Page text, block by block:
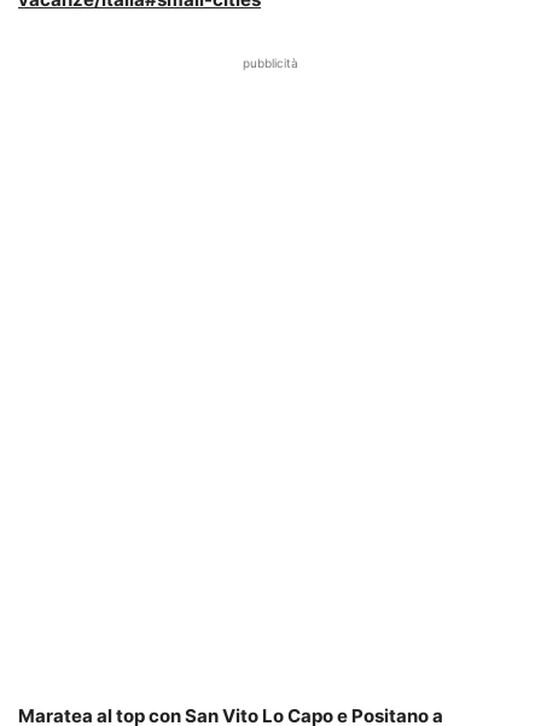
pubblicità
Maratea al top con San Vito Lo Capo e Positano a